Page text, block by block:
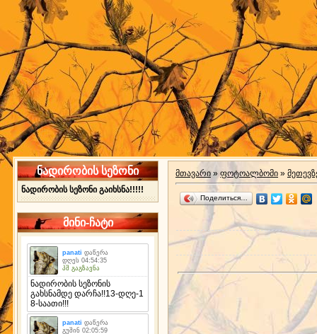
ნადირობის სეზონი
ნადირობის სეზონი გაიხსნა!!!!!
მინი-ჩატი
მთავარი » ფოტოალბომი »
Поделиться…